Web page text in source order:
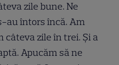
zile bune. Ne
au întors încă. Am
zile în trei. Și a
Apucăm să ne